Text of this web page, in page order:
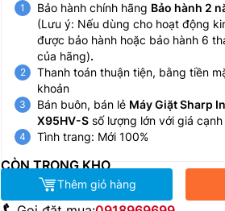
Bảo hành chính hãng Bảo hành 2
(Lưu ý: Nếu dùng cho hoạt động
được bảo hành hoặc bảo hành 6
của hãng).
Thanh toán thuận tiện, bằng tiền
khoản
Bán buôn, bán lẻ Máy Giặt Sharp
X95HV-S số lượng lớn với giá
Tình trang: Mới 100%
CÒN TRONG KHO
Thêm giỏ hàng